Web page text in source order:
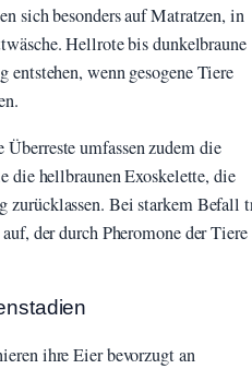
sich besonders auf Matratzen, in
Hellrote bis dunkelbraune
wenn gesogene Tiere
umfassen zudem die
die hellbraunen Exoskelette, die
zurücklassen. Bei starkem Befall
der durch Pheromone der Tiere
ihre Eier bevorzugt an